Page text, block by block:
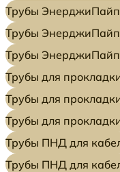
Трубы
Трубы
Трубы ЭнерджиПайп
Трубы для
Трубы для
Трубы для
Трубы ПНД для
Трубы ПНД для